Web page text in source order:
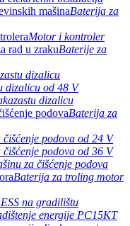
Baterija za
Motor i kontroler
Baterije za
dizalicu
dizalicu od 48 V
dizalicu
Baterija za
podova od 24 V
podova od 36 V
za čišćenje podova
Baterija za troling motor
ESS na gradilištu
energije PC15KT